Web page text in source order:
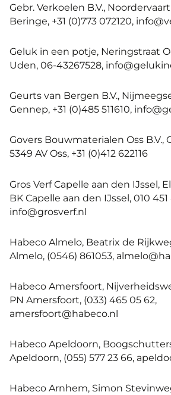
Gebr. Verkoelen B.V.,
Beringe, +31 (0)773 072120,
Geluk in een potje, Neringstraat
Uden, 06-43267528,
Geurts van Bergen B.V.,
Gennep, +31 (0)485 511610,
Govers Bouwmaterialen Oss B.V.,
5349 AV Oss, +31 (0)412 622116
Gros Verf Capelle aan den IJssel,
BK Capelle aan den IJssel, 010
info@grosverf.nl
Habeco Almelo, Beatrix de
Almelo, (0546) 861053,
Habeco Amersfoort,
PN Amersfoort, (033) 465 05 62,
amersfoort@habeco.nl
Habeco Apeldoorn,
Apeldoorn, (055) 577 23 66,
Habeco Arnhem, Simon